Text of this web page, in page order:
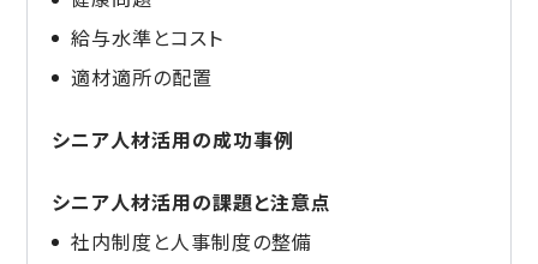
給与水準とコスト
適材適所の配置
シニア人材活用の成功事例
シニア人材活用の課題と注意点
社内制度と人事制度の整備